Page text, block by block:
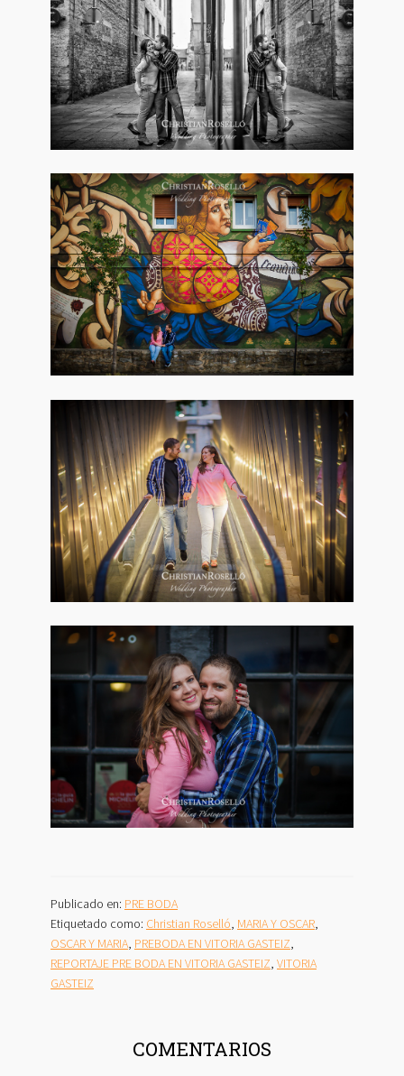
Publicado en: PRE BODA
Etiquetado como: Christian Roselló, MARIA Y OSCAR,
OSCAR Y MARIA, PREBODA EN VITORIA GASTEIZ,
REPORTAJE PRE BODA EN VITORIA GASTEIZ, VITORIA
GASTEIZ
INTERACCIONES
COMENTARIOS